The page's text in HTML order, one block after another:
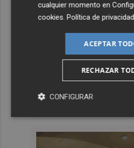
cualquier momento en
cookies.Política de privacidad
ACEPTAR
RECHAZAR
CONFIGURAR